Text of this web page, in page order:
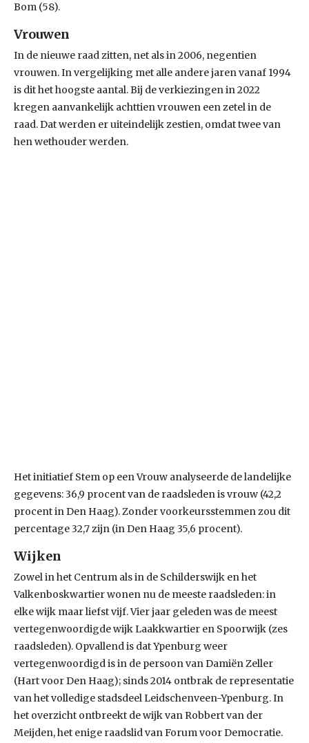
Bom (58).
Vrouwen
In de nieuwe raad zitten, net als in 2006, negentien
vrouwen. In vergelijking met alle andere jaren vanaf 1994
is dit het hoogste aantal. Bij de verkiezingen in 2022
kregen aanvankelijk achttien vrouwen een zetel in de
raad. Dat werden er uiteindelijk zestien, omdat twee van
hen wethouder werden.
Het initiatief Stem op een Vrouw analyseerde de landelijke
gegevens: 36,9 procent van de raadsleden is vrouw (42,2
procent in Den Haag). Zonder voorkeursstemmen zou dit
percentage 32,7 zijn (in Den Haag 35,6 procent).
Wijken
Zowel in het Centrum als in de Schilderswijk en het
Valkenboskwartier wonen nu de meeste raadsleden: in
elke wijk maar liefst vijf. Vier jaar geleden was de meest
vertegenwoordigde wijk Laakkwartier en Spoorwijk (zes
raadsleden). Opvallend is dat Ypenburg weer
vertegenwoordigd is in de persoon van Damiën Zeller
(Hart voor Den Haag); sinds 2014 ontbrak de representatie
van het volledige stadsdeel Leidschenveen-Ypenburg. In
het overzicht ontbreekt de wijk van Robbert van der
Meijden, het enige raadslid van Forum voor Democratie.